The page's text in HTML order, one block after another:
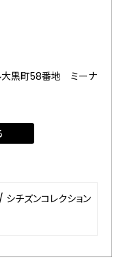
大黒町58番地 ミーナ
/ シチズンコレクション